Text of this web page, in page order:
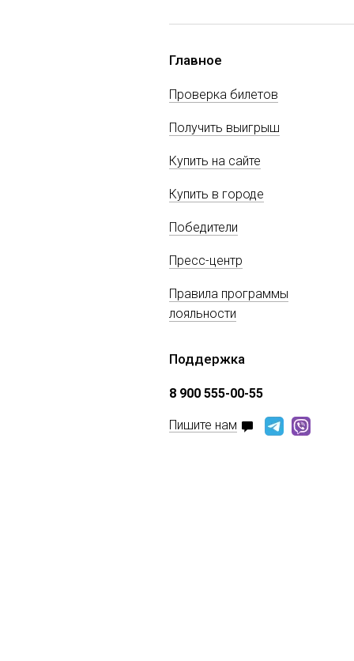
Главное
Проверка билетов
Получить выигрыш
Купить на сайте
Купить в городе
Победители
Пресс-центр
Правила программы
лояльности
Поддержка
8 900 555-00-55
Пишите нам